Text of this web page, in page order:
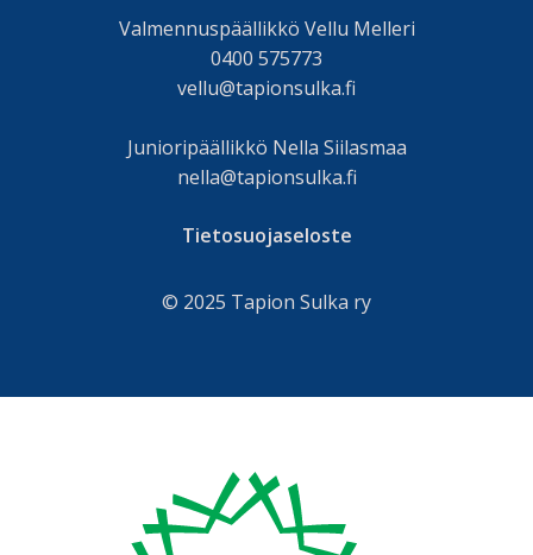
Valmennuspäällikkö Vellu Melleri
0400 575773
vellu@tapionsulka.fi
Junioripäällikkö Nella Siilasmaa
nella@tapionsulka.fi
Tietosuojaseloste
© 2025 Tapion Sulka ry